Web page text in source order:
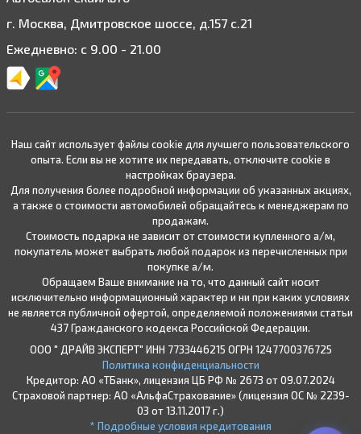
г. Москва, Дмитровское шоссе, д.157 с.21
Ежедневно: с 9.00 - 21.00
Наш сайт использует файлы cookie для лучшего пользовательского
опыта. Если вы не хотите их передавать, отключите cookie в
настройках браузера.
Для получения более подробной информации об указанных акциях,
а также о стоимости автомобилей обращайтесь к менеджерам по
продажам.
Стоимость подарка не зависит от стоимости купленного а/м,
покупатель может выбрать любой подарок из перечисленных при
покупке а/м.
Обращаем Ваше внимание на то, что данный сайт носит
исключительно информационный характер и ни при каких условиях
не является публичной офертой, определяемой положениями статьи
437 Гражданского кодекса Российской Федерации.
ООО " ДРАЙВ ЭКСПЕРТ" ИНН 7733446215 ОГРН 1247700376725
Политика конфиденциальности
Кредитор: АО «ТБанк», лицензия ЦБ РФ № 2673 от 09.07.2024
Страховой партнер: АО «АльфаСтрахование» (лицензия ОС № 2239-
03 от 13.11.2017 г.)
* Подробные условия кредитования